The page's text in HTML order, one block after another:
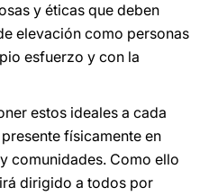
y éticas que deben
elevación como personas
esfuerzo y con la
estos ideales a cada
físicamente en
comunidades. Como ello
dirigido a todos por